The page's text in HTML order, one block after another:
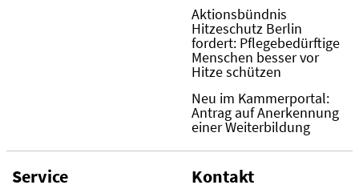
Aktionsbündnis
Hitzeschutz Berlin
fordert: Pflegebedürftige
Menschen besser vor
Hitze schützen
Neu im Kammerportal:
Antrag auf Anerkennung
einer Weiterbildung
Service Kontakt